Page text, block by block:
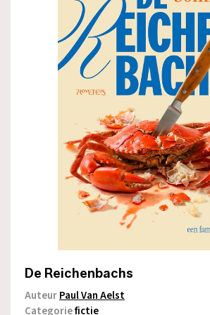
De Reichenbachs
AuteurPaul Van Aelst
Categoriefictie